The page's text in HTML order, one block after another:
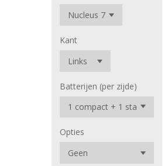
Kant
Batterijen (per zijde)
Opties